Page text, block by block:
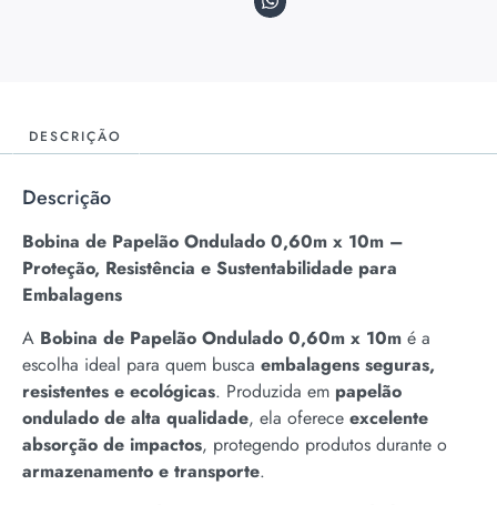
DESCRIÇÃO
Descrição
Bobina de Papelão Ondulado 0,60m x 10m –
Proteção, Resistência e Sustentabilidade para
Embalagens
A Bobina de Papelão Ondulado 0,60m x 10m é a
escolha ideal para quem busca embalagens seguras,
resistentes e ecológicas. Produzida em papelão
ondulado de alta qualidade, ela oferece excelente
absorção de impactos, protegendo produtos durante o
armazenamento e transporte.